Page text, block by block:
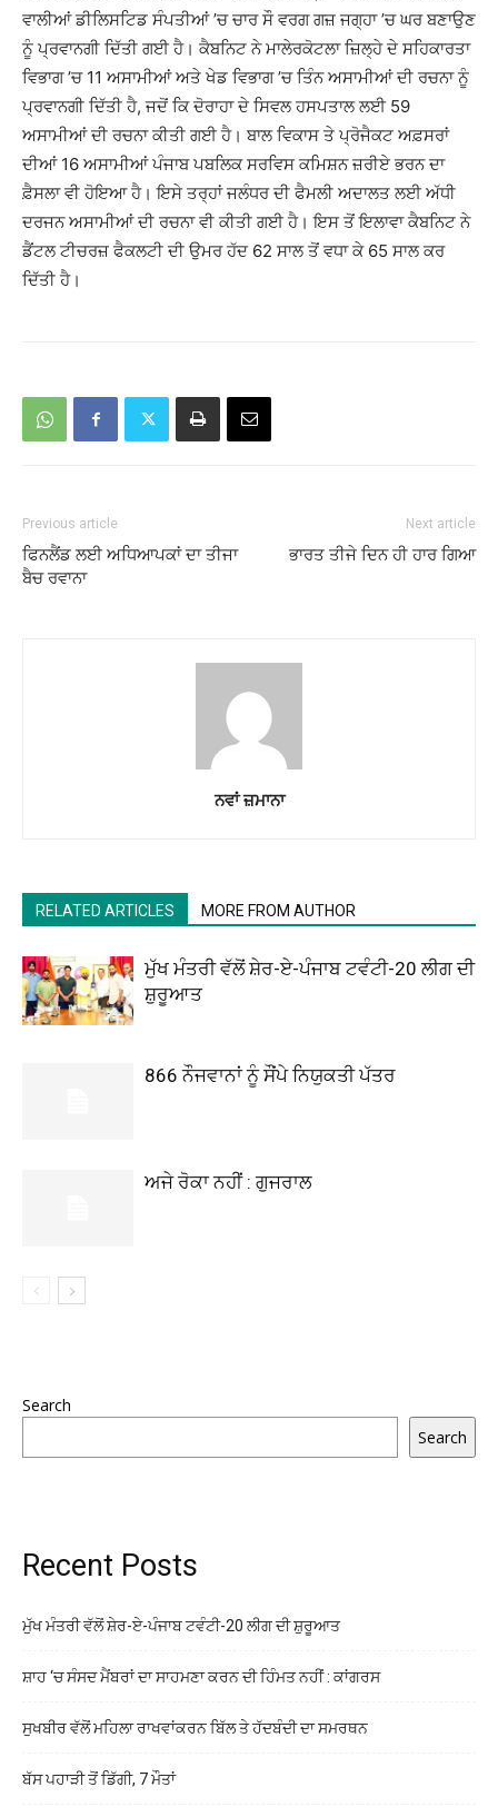
ਵਾਲੀਆਂ ਡੀਲਿਸਟਿਡ ਸੰਪਤੀਆਂ ’ਚ ਚਾਰ ਸੌ ਵਰਗ ਗਜ਼ ਜਗ੍ਹਾ ’ਚ ਘਰ ਬਣਾਉਣ
ਨੂੰ ਪ੍ਰਵਾਨਗੀ ਦਿੱਤੀ ਗਈ ਹੈ। ਕੈਬਨਿਟ ਨੇ ਮਾਲੇਰਕੋਟਲਾ ਜ਼ਿਲ੍ਹੇ ਦੇ ਸਹਿਕਾਰਤਾ
ਵਿਭਾਗ ’ਚ 11 ਅਸਾਮੀਆਂ ਅਤੇ ਖੇਡ ਵਿਭਾਗ ’ਚ ਤਿੰਨ ਅਸਾਮੀਆਂ ਦੀ ਰਚਨਾ ਨੂੰ
ਪ੍ਰਵਾਨਗੀ ਦਿੱਤੀ ਹੈ, ਜਦੋਂ ਕਿ ਦੋਰਾਹਾ ਦੇ ਸਿਵਲ ਹਸਪਤਾਲ ਲਈ 59
ਅਸਾਮੀਆਂ ਦੀ ਰਚਨਾ ਕੀਤੀ ਗਈ ਹੈ। ਬਾਲ ਵਿਕਾਸ ਤੇ ਪ੍ਰੋਜੈਕਟ ਅਫ਼ਸਰਾਂ
ਦੀਆਂ 16 ਅਸਾਮੀਆਂ ਪੰਜਾਬ ਪਬਲਿਕ ਸਰਵਿਸ ਕਮਿਸ਼ਨ ਜ਼ਰੀਏ ਭਰਨ ਦਾ
ਫ਼ੈਸਲਾ ਵੀ ਹੋਇਆ ਹੈ। ਇਸੇ ਤਰ੍ਹਾਂ ਜਲੰਧਰ ਦੀ ਫੈਮਲੀ ਅਦਾਲਤ ਲਈ ਅੱਧੀ
ਦਰਜਨ ਅਸਾਮੀਆਂ ਦੀ ਰਚਨਾ ਵੀ ਕੀਤੀ ਗਈ ਹੈ। ਇਸ ਤੋਂ ਇਲਾਵਾ ਕੈਬਨਿਟ ਨੇ
ਡੈਂਟਲ ਟੀਚਰਜ਼ ਫੈਕਲਟੀ ਦੀ ਉਮਰ ਹੱਦ 62 ਸਾਲ ਤੋਂ ਵਧਾ ਕੇ 65 ਸਾਲ ਕਰ
ਦਿੱਤੀ ਹੈ।
Previous article
ਫਿਨਲੈਂਡ ਲਈ ਅਧਿਆਪਕਾਂ ਦਾ ਤੀਜਾ
ਬੈਚ ਰਵਾਨਾ
Next article
ਭਾਰਤ ਤੀਜੇ ਦਿਨ ਹੀ ਹਾਰ ਗਿਆ
ਨਵਾਂ ਜ਼ਮਾਨਾ
RELATED ARTICLES MORE FROM AUTHOR
ਮੁੱਖ ਮੰਤਰੀ ਵੱਲੋਂ ਸ਼ੇਰ-ਏ-ਪੰਜਾਬ ਟਵੰਟੀ-20 ਲੀਗ ਦੀ
ਸ਼ੁਰੂਆਤ
866 ਨੌਜਵਾਨਾਂ ਨੂੰ ਸੌਂਪੇ ਨਿਯੁਕਤੀ ਪੱਤਰ
ਅਜੇ ਰੋਕਾ ਨਹੀਂ : ਗੁਜਰਾਲ
Search
Search
Recent Posts
ਮੁੱਖ ਮੰਤਰੀ ਵੱਲੋਂ ਸ਼ੇਰ-ਏ-ਪੰਜਾਬ ਟਵੰਟੀ-20 ਲੀਗ ਦੀ ਸ਼ੁਰੂਆਤ
ਸ਼ਾਹ ‘ਚ ਸੰਸਦ ਮੈਂਬਰਾਂ ਦਾ ਸਾਹਮਣਾ ਕਰਨ ਦੀ ਹਿੰਮਤ ਨਹੀਂ : ਕਾਂਗਰਸ
ਸੁਖਬੀਰ ਵੱਲੋਂ ਮਹਿਲਾ ਰਾਖਵਾਂਕਰਨ ਬਿੱਲ ਤੇ ਹੱਦਬੰਦੀ ਦਾ ਸਮਰਥਨ
ਬੱਸ ਪਹਾੜੀ ਤੋਂ ਡਿੱਗੀ, 7 ਮੌਤਾਂ